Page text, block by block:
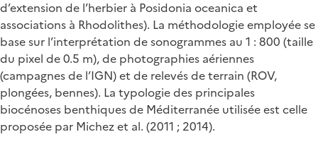
d’extension de l’herbier à Posidonia oceanica et
associations à Rhodolithes). La méthodologie employée se
base sur l’interprétation de sonogrammes au 1 : 800 (taille
du pixel de 0.5 m), de photographies aériennes
(campagnes de l’IGN) et de relevés de terrain (ROV,
plongées, bennes). La typologie des principales
biocénoses benthiques de Méditerranée utilisée est celle
proposée par Michez et al. (2011 ; 2014).